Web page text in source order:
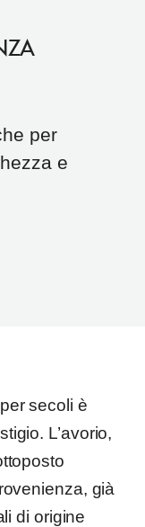
per
e
secoli è
L’avorio,
già
di origine